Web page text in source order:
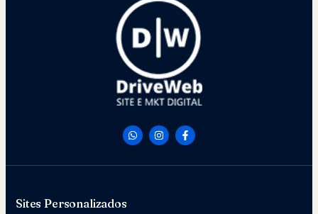
Sites Personalizados